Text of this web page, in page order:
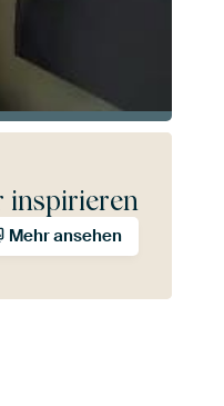
inspirieren
Mehr ansehen